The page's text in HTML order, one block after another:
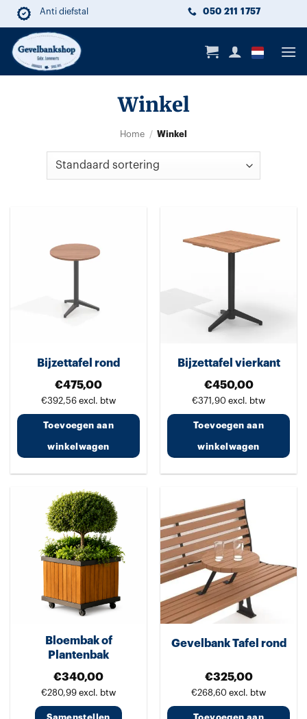
inhoud
Anti diefstal
Duurzaam
Lange levensduur 050 211 1757
Winkel
Home / Winkel
Bijzettafel rond
€475,00
€392,56 excl. btw
Toevoegen aan
winkelwagen
Bijzettafel vierkant
€450,00
€371,90 excl. btw
Toevoegen aan
winkelwagen
Bloembak of
Plantenbak
€340,00
€280,99 excl. btw
Samenstellen
Gevelbank Tafel rond
€325,00
€268,60 excl. btw
Toevoegen aan